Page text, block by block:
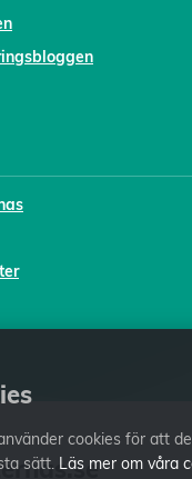
cookies för att
sätt. Läs mer om våra